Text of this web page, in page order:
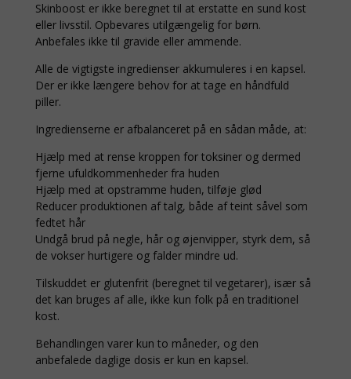
Skinboost er ikke beregnet til at erstatte en sund kost
eller livsstil. Opbevares utilgængelig for børn.
Anbefales ikke til gravide eller ammende.
Alle de vigtigste ingredienser akkumuleres i en kapsel.
Der er ikke længere behov for at tage en håndfuld
piller.
Ingredienserne er afbalanceret på en sådan måde, at:
Hjælp med at rense kroppen for toksiner og dermed
fjerne ufuldkommenheder fra huden
Hjælp med at opstramme huden, tilføje glød
Reducer produktionen af talg, både af teint såvel som
fedtet hår
Undgå brud på negle, hår og øjenvipper, styrk dem, så
de vokser hurtigere og falder mindre ud.
Tilskuddet er glutenfrit (beregnet til vegetarer), især så
det kan bruges af alle, ikke kun folk på en traditionel
kost.
Behandlingen varer kun to måneder, og den
anbefalede daglige dosis er kun en kapsel.